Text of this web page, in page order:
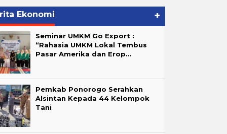
Ekonomi +
Seminar UMKM Go Export :
“Rahasia UMKM Lokal Tembus
Pasar Amerika dan Erop…
Pemkab Ponorogo Serahkan
Alsintan Kepada 44 Kelompok
Tani